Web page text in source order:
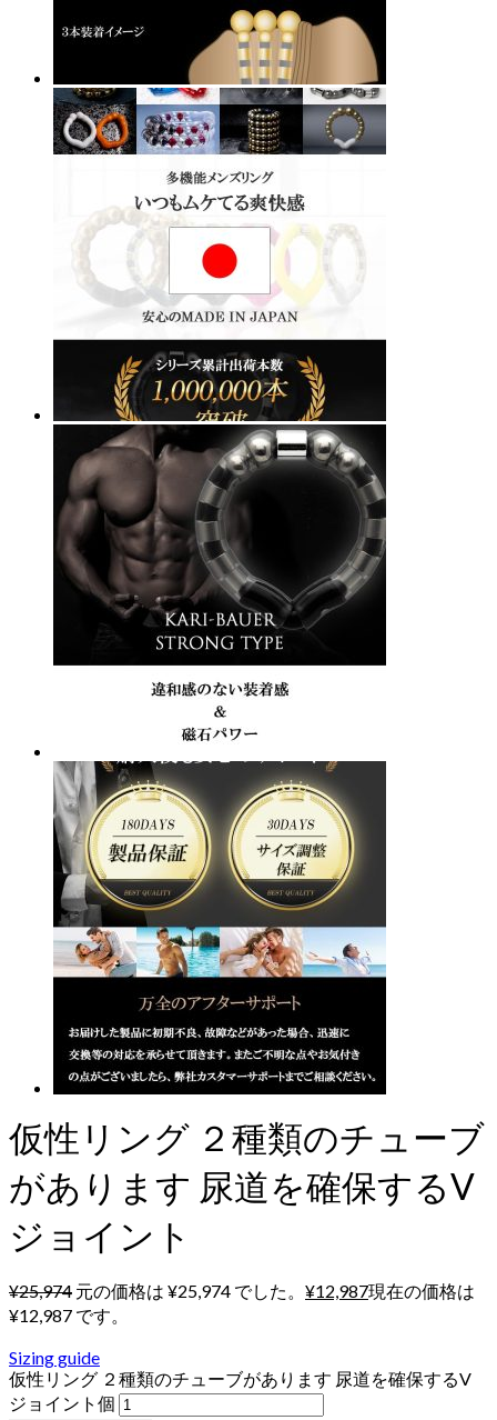
仮性リング ２種類のチューブ
があります 尿道を確保するV
ジョイント
¥25,974 元の価格は ¥25,974 でした。 ¥12,987現在の価格は
¥12,987 です。
Sizing guide
仮性リング ２種類のチューブがあります 尿道を確保するV
ジョイント個